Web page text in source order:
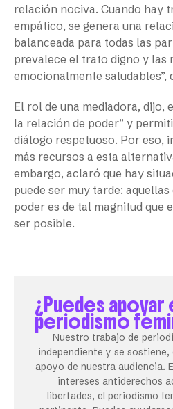
relación nociva. Cuando hay
empático, se genera una
balanceada para todas las
prevalece el trato digno y las
emocionalmente saludables”,
El rol de una mediadora, dijo,
la relación de poder” y
diálogo respetuoso. Por eso,
más recursos a esta
embargo, aclaró que hay
puede ser muy tarde:
poder es de tal magnitud que
ser posible.
¿Puedes apoyar
periodismo
Nuestro trabajo de
independiente y se
apoyo de nuestra audiencia.
intereses antiderechos
libertades, el periodismo